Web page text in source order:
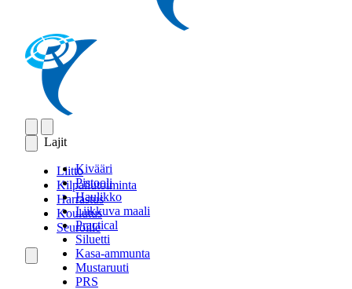
Lajit
Kivääri
Pistooli
Haulikko
Liikkuva maali
Practical
Siluetti
Kasa-ammunta
Mustaruuti
PRS
Liitto
Kilpailutoiminta
Harrastus
Koulutus
Seuroille